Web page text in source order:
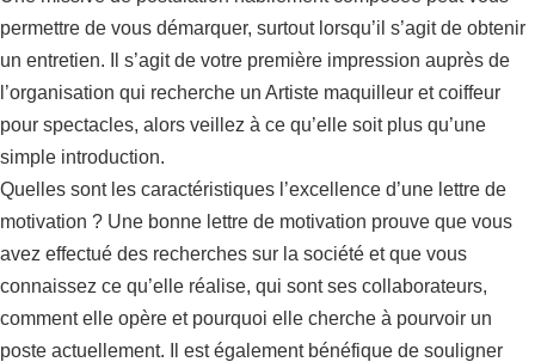
permettre de vous démarquer, surtout lorsqu’il s’agit de obtenir
un entretien. Il s’agit de votre première impression auprès de
l’organisation qui recherche un Artiste maquilleur et coiffeur
pour spectacles, alors veillez à ce qu’elle soit plus qu’une
simple introduction.
Quelles sont les caractéristiques l’excellence d’une lettre de
motivation ? Une bonne lettre de motivation prouve que vous
avez effectué des recherches sur la société et que vous
connaissez ce qu’elle réalise, qui sont ses collaborateurs,
comment elle opère et pourquoi elle cherche à pourvoir un
poste actuellement. Il est également bénéfique de souligner